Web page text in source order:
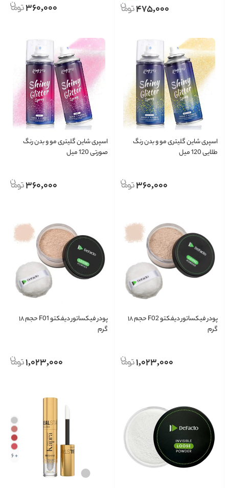
475,000
360,000
اسپری شاین گلیتری مو و بدن رنگ
طلایی 120 میل
360,000
اسپری شاین گلیتری مو و بدن رنگ
صورتی 120 میل
360,000
پودر فیکساتور دیفکتو F02 حجم ۱۸
گرم
1,023,000
پودر فیکساتور دیفکتو F01 حجم ۱۸
گرم
1,023,000
+ 6